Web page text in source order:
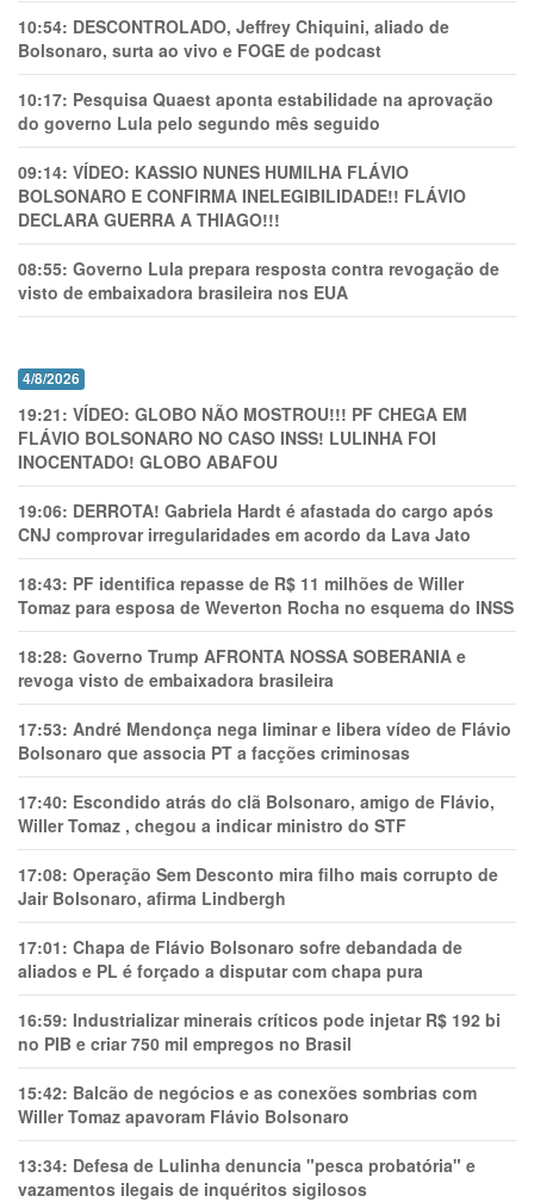
10:54: DESCONTROLADO, Jeffrey Chiquini, aliado de
Bolsonaro, surta ao vivo e FOGE de podcast
10:17: Pesquisa Quaest aponta estabilidade na aprovação
do governo Lula pelo segundo mês seguido
09:14: VÍDEO: KASSIO NUNES HUMlLHA FLÁVIO
BOLSONARO E CONFIRMA INELEGIBILIDADE!! FLÁVIO
DECLARA GUERRA A THIAGO!!!
08:55: Governo Lula prepara resposta contra revogação de
visto de embaixadora brasileira nos EUA
4/8/2026
19:21: VÍDEO: GLOBO NÃO MOSTROU!!! PF CHEGA EM
FLÁVIO BOLSONARO NO CASO INSS! LULINHA FOI
INOCENTADO! GLOBO ABAFOU
19:06: DERROTA! Gabriela Hardt é afastada do cargo após
CNJ comprovar irregularidades em acordo da Lava Jato
18:43: PF identifica repasse de R$ 11 milhões de Willer
Tomaz para esposa de Weverton Rocha no esquema do INSS
18:28: Governo Trump AFRONTA NOSSA SOBERANIA e
revoga visto de embaixadora brasileira
17:53: André Mendonça nega liminar e libera vídeo de Flávio
Bolsonaro que associa PT a facções criminosas
17:40: Escondido atrás do clã Bolsonaro, amigo de Flávio,
Willer Tomaz , chegou a indicar ministro do STF
17:08: Operação Sem Desconto mira filho mais corrupto de
Jair Bolsonaro, afirma Lindbergh
17:01: Chapa de Flávio Bolsonaro sofre debandada de
aliados e PL é forçado a disputar com chapa pura
16:59: Industrializar minerais críticos pode injetar R$ 192 bi
no PIB e criar 750 mil empregos no Brasil
15:42: Balcão de negócios e as conexões sombrias com
Willer Tomaz apavoram Flávio Bolsonaro
13:34: Defesa de Lulinha denuncia "pesca probatória" e
vazamentos ilegais de inquéritos sigilosos